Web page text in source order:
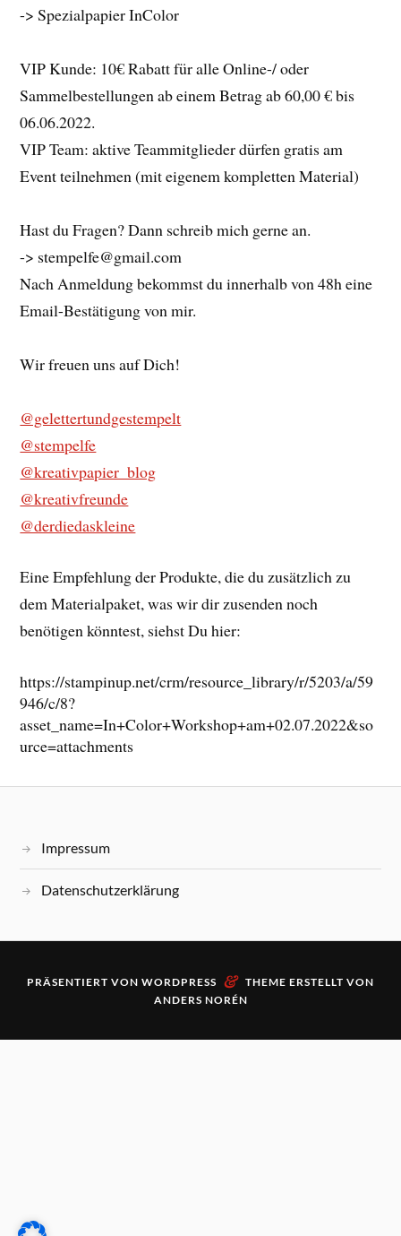
-> Spezialpapier InColor
VIP Kunde: 10€ Rabatt für alle Online-/ oder
Sammelbestellungen ab einem Betrag ab 60,00 € bis
06.06.2022.
VIP Team: aktive Teammitglieder dürfen gratis am
Event teilnehmen (mit eigenem kompletten Material)
Hast du Fragen? Dann schreib mich gerne an.
-> stempelfe@gmail.com
Nach Anmeldung bekommst du innerhalb von 48h eine
Email-Bestätigung von mir.
Wir freuen uns auf Dich!
@gelettertundgestempelt
@stempelfe
@kreativpapier_blog
@kreativfreunde
@derdiedaskleine
Eine Empfehlung der Produkte, die du zusätzlich zu
dem Materialpaket, was wir dir zusenden noch
benötigen könntest, siehst Du hier:
https://stampinup.net/crm/resource_library/r/5203/a/59
946/c/8?
asset_name=In+Color+Workshop+am+02.07.2022&so
urce=attachments
Impressum
Datenschutzerklärung
PRÄSENTIERT VON WORDPRESS & THEME ERSTELLT VON
ANDERS NORÉN